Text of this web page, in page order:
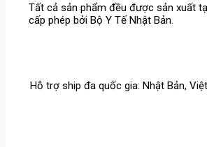
Hỗ trợ ship đa quốc gia: Nhật Bản,
Tất cả sản phẩm đều được sản xuất
cấp phép bởi Bộ Y Tế Nhật Bản.